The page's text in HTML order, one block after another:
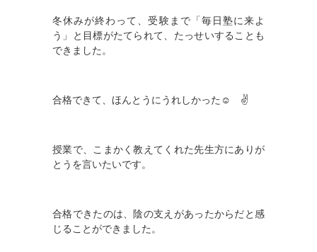
冬休みが終わって、受験まで「毎日塾に来よ
う」と目標がたてられて、たっせいすることも
できました。
合格できて、ほんとうにうれしかった ☺ ✌
授業で、こまかく教えてくれた先生方にありが
とうを言いたいです。
合格できたのは、陰の支えがあったからだと感
じることができました。